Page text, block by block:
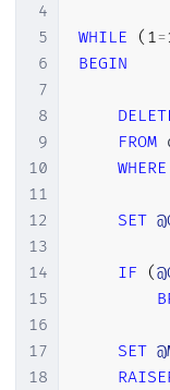
4
5
6
7
8
9
10
11
12
13
14
15
16
17
18
WHILE ( 1=
BEGIN
FROM
WHERE
SET
IF (
SET